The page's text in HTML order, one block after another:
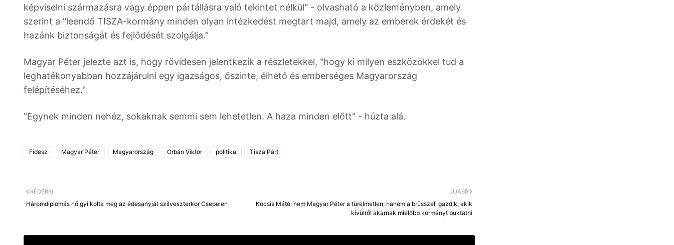
képviselni származásra vagy éppen pártállásra való tekintet nélkül" - olvasható a közleményben, amely
szerint a "leendő TISZA-kormány minden olyan intézkedést megtart majd, amely az emberek érdekét és
hazánk biztonságát és fejlődését szolgálja."
Magyar Péter jelezte azt is, hogy rövidesen jelentkezik a részletekkel, "hogy ki milyen eszközökkel tud a
leghatékonyabban hozzájárulni egy igazságos, őszinte, élhető és emberséges Magyarország
felépítéséhez."
"Egynek minden nehéz, sokaknak semmi sem lehetetlen. A haza minden előtt" - húzta alá.
Fidesz Magyar Péter Magyarország Orbán Viktor politika Tisza Párt
ÚJABB
Kocsis Máté: nem Magyar Péter a türelmetlen, hanem a brüsszeli gazdik, akik
kívülről akarnak mielőbb kormányt buktatni
RÉGEBBI
Háromdiplomás nő gyilkolta meg az édesanyját szilveszterkor Csepelen